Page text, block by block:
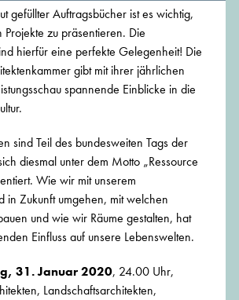
gefüllter Auftragsbücher ist es wichtig,
Projekte zu präsentieren. Die
hierfür eine perfekte Gelegenheit! Die
gibt mit ihrer jährlichen
spannende Einblicke in die
sind Teil des bundesweiten Tags der
diesmal unter dem Motto „Ressource
Wie wir mit unserem
in Zukunft umgehen, mit welchen
und wie wir Räume gestalten, hat
Einfluss auf unsere Lebenswelten.
31. Januar 2020, 24.00 Uhr,
Landschaftsarchitekten,